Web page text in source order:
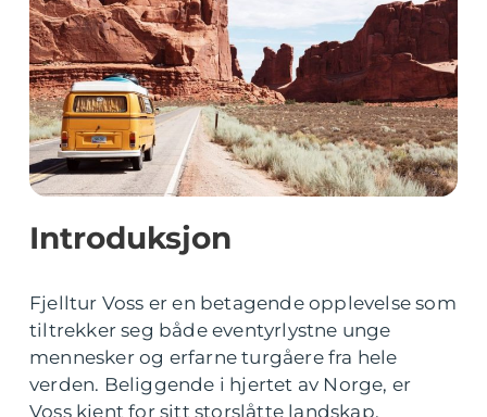
Introduksjon
Fjelltur Voss er en betagende opplevelse som
tiltrekker seg både eventyrlystne unge
mennesker og erfarne turgåere fra hele
verden. Beliggende i hjertet av Norge, er
Voss kjent for sitt storslåtte landskap,